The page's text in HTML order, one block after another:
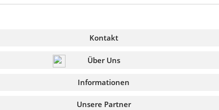
Kontakt
Über Uns
Informationen
Unsere Partner